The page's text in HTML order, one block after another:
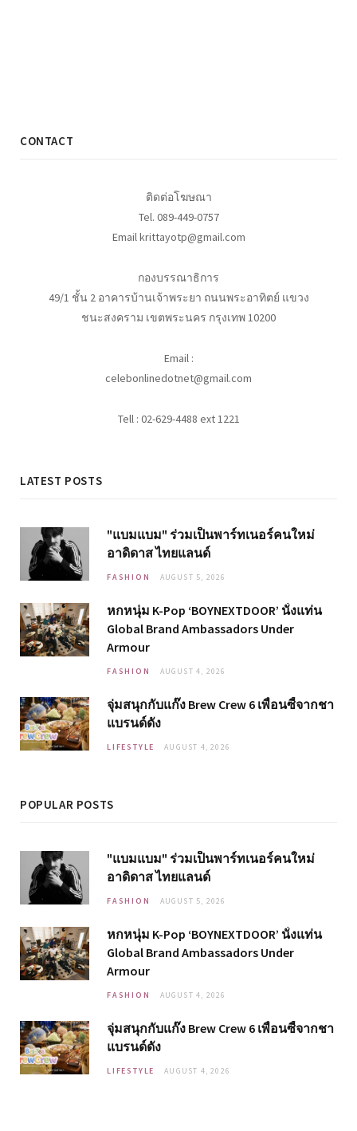
CONTACT
ติดต่อโฆษณา
Tel. 089-449-0757
Email krittayotp@gmail.com
กองบรรณาธิการ
49/1 ชั้น 2 อาคารบ้านเจ้าพระยา ถนนพระอาทิตย์ แขวง
ชนะสงคราม เขตพระนคร กรุงเทพ 10200
Email :
celebonlinedotnet@gmail.com
Tell : 02-629-4488 ext 1221
LATEST POSTS
"แบมแบม" ร่วมเป็นพาร์ทเนอร์คนใหม่
อาดิดาส ไทยแลนด์
FASHION AUGUST 5, 2026
หกหนุ่ม K-Pop ‘BOYNEXTDOOR’ นั่งแท่น
Global Brand Ambassadors Under
Armour
FASHION AUGUST 4, 2026
จุ่มสนุกกับแก๊ง Brew Crew 6 เพื่อนซี้จากชา
แบรนด์ดัง
LIFESTYLE AUGUST 4, 2026
POPULAR POSTS
"แบมแบม" ร่วมเป็นพาร์ทเนอร์คนใหม่
อาดิดาส ไทยแลนด์
FASHION AUGUST 5, 2026
หกหนุ่ม K-Pop ‘BOYNEXTDOOR’ นั่งแท่น
Global Brand Ambassadors Under
Armour
FASHION AUGUST 4, 2026
จุ่มสนุกกับแก๊ง Brew Crew 6 เพื่อนซี้จากชา
แบรนด์ดัง
LIFESTYLE AUGUST 4, 2026